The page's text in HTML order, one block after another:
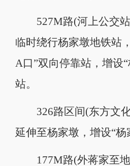
527M路(河上公交站
临时绕行杨家墩地铁站
A口”双向停靠站，增设
站。
326路区间(东方文化
延伸至杨家墩，增设“杨
177M路(外蒋家至地